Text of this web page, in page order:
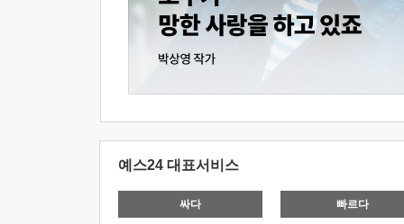
예스24 대표서비스
싸다 빠르다